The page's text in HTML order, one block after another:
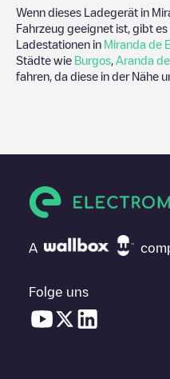
Wenn dieses Ladegerät in
Fahrzeug geeignet ist, gibt
Ladestationen in Miranda de
Städte wie Burgos Aranda
fahren, da diese in der Nähe
A
Folge uns